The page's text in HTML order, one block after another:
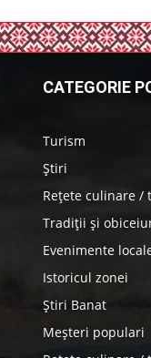
CATEGORIE
Turism
Știri
Rețete culinare /
Tradiții și
Evenimente
Istoricul zonei
Știri Banat
Meșteri populari